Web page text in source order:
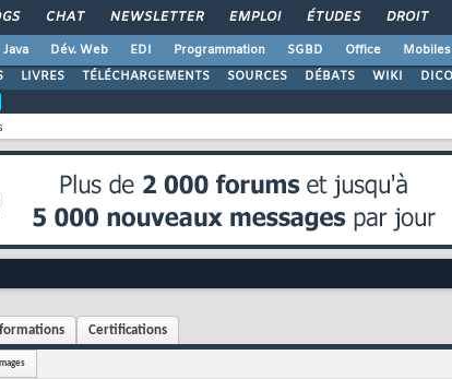
CHAT NEWSLETTER EMPLOI ÉTUDES DROIT
Java Dév. Web EDI Programmation SGBD Office Mobiles
LIVRES TÉLÉCHARGEMENTS SOURCES DÉBATS WIKI DICO
Certifications
Images